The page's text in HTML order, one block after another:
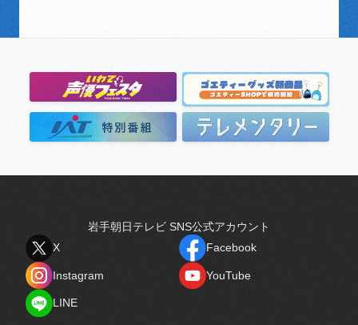
岩手朝日テレビ SNS公式アカウント
X
Facebook
Instagram
YouTube
LINE